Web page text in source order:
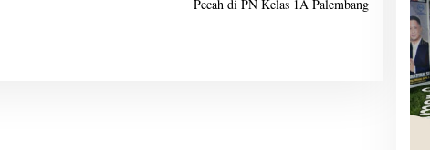
Pecah di PN Kelas 1A Palembang